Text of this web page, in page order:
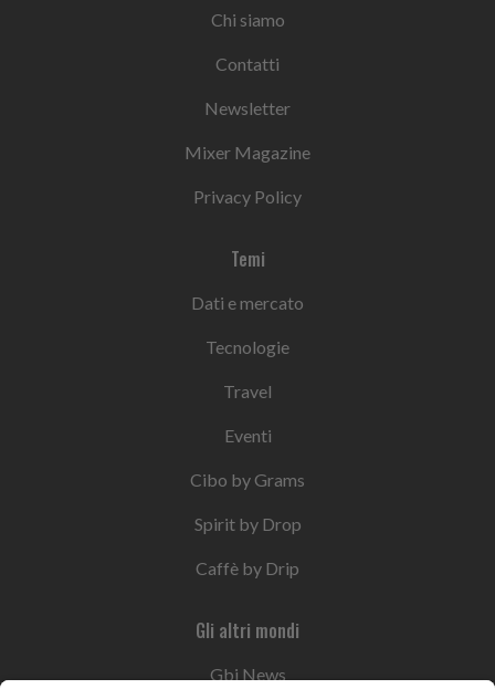
Chi siamo
Contatti
Newsletter
Mixer Magazine
Privacy Policy
Temi
Dati e mercato
Tecnologie
Travel
Eventi
Cibo by Grams
Spirit by Drop
Caffè by Drip
Gli altri mondi
Gbi News